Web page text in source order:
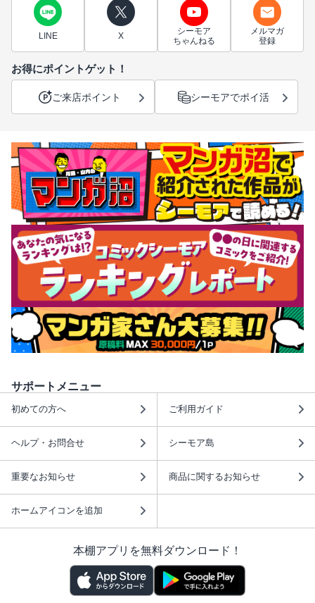
LINE X
シーモア
ちゃんねる
メルマガ
登録
お得にポイントゲット！
ご来店ポイント シーモアでポイ活
サポートメニュー
初めての方へ ご利用ガイド
ヘルプ・お問合せ シーモア島
重要なお知らせ 商品に関するお知らせ
ホームアイコンを追加
本棚アプリを無料ダウンロード！